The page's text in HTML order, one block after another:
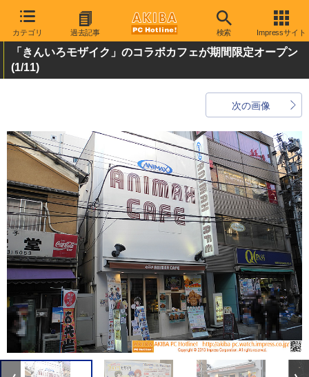
カテゴリ 過去記事 検索 Impressサイト
「きんいろモザイク」のコラボカフェが期間限定オープン
(1/11)
次の画像